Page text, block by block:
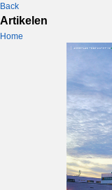
Back
Artikelen
Home